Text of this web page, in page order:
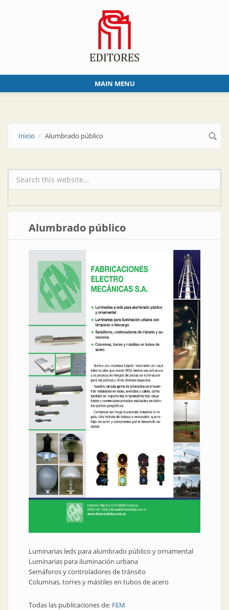
MAIN MENU
Inicio Alumbrado público
Formulario de búsqueda
Alumbrado público
Luminarias leds para alumbrado público y ornamental
Luminarias para iluminación urbana
Semáforos y controladores de tránsito
Columnas, torres y mástiles en tubos de acero
Todas las publicaciones de: FEM